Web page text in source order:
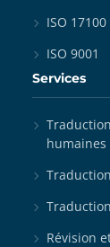
ISO 17100
ISO 9001
Services
humaines
Révision